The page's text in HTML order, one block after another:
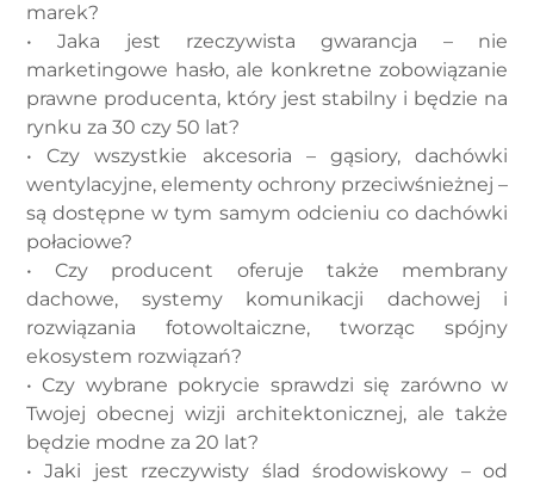
marek?
• Jaka jest rzeczywista gwarancja – nie
marketingowe hasło, ale konkretne zobowiązanie
prawne producenta, który jest stabilny i będzie na
rynku za 30 czy 50 lat?
• Czy wszystkie akcesoria – gąsiory, dachówki
wentylacyjne, elementy ochrony przeciwśnieżnej –
są dostępne w tym samym odcieniu co dachówki
połaciowe?
• Czy producent oferuje także membrany
dachowe, systemy komunikacji dachowej i
rozwiązania fotowoltaiczne, tworząc spójny
ekosystem rozwiązań?
• Czy wybrane pokrycie sprawdzi się zarówno w
Twojej obecnej wizji architektonicznej, ale także
będzie modne za 20 lat?
• Jaki jest rzeczywisty ślad środowiskowy – od